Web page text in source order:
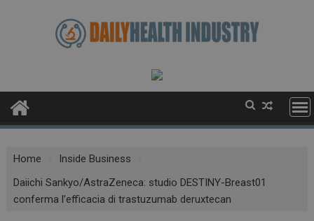
Home
Inside Business
Daiichi Sankyo/AstraZeneca: studio DESTINY-Breast01
conferma l’efficacia di trastuzumab deruxtecan